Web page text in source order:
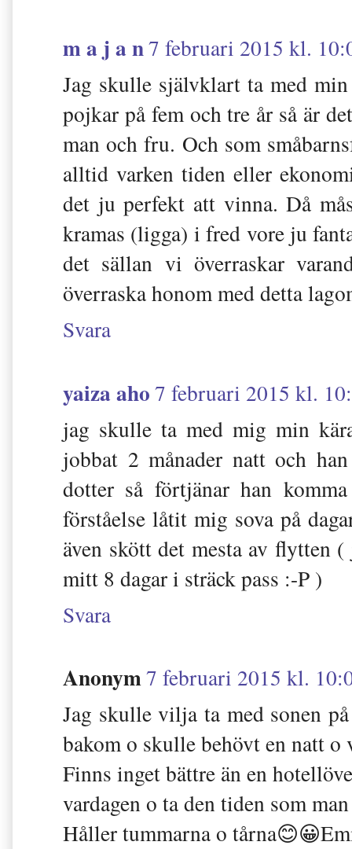
m a j a n7 februari 2015 kl.
Jag skulle självklart ta med
pojkar på fem och tre år så är
man och fru. Och som
alltid varken tiden eller
det ju perfekt att vinna. Då
kramas (ligga) i fred vore ju
det sällan vi överraskar
överraska honom med detta
Svara
yaiza aho7 februari 2015 kl.
jag skulle ta med mig min
jobbat 2 månader natt och
dotter så förtjänar han
förståelse låtit mig sova på
även skött det mesta av flytten
mitt 8 dagar i sträck pass :-P )
Svara
Anonym7 februari 2015 kl.
Jag skulle vilja ta med sonen
bakom o skulle behövt en natt
Finns inget bättre än en
vardagen o ta den tiden som
Håller tummarna o